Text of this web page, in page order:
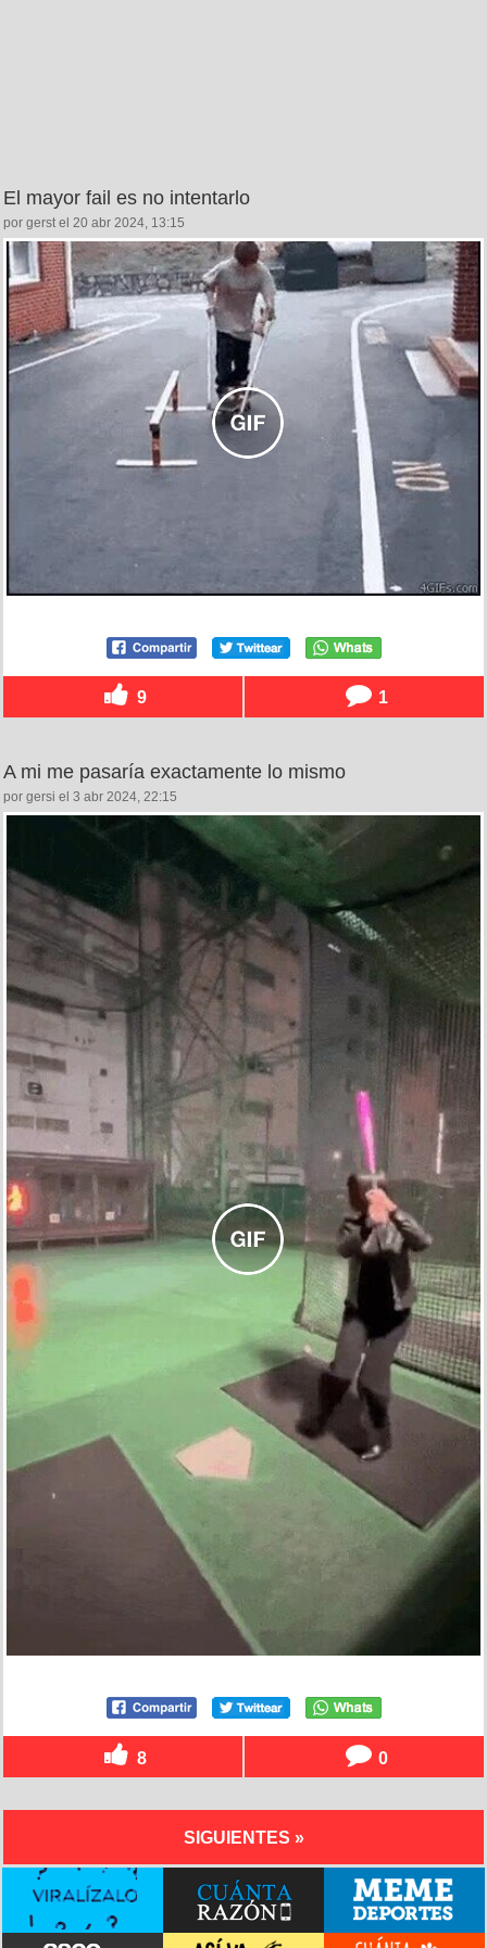
El mayor fail es no intentarlo
por gerst el 20 abr 2024, 13:15
9 1
A mi me pasaría exactamente lo mismo
por gersi el 3 abr 2024, 22:15
8 0
SIGUIENTES »